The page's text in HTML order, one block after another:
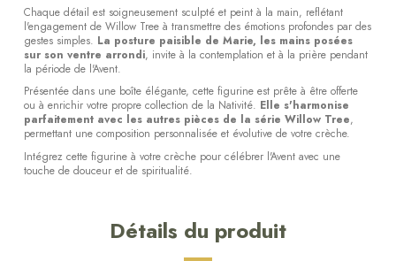
Chaque détail est soigneusement sculpté et peint à la main, reflétant
l'engagement de Willow Tree à transmettre des émotions profondes par des
gestes simples. La posture paisible de Marie, les mains posées
sur son ventre arrondi, invite à la contemplation et à la prière pendant
la période de l'Avent.
Présentée dans une boîte élégante, cette figurine est prête à être offerte
ou à enrichir votre propre collection de la Nativité. Elle s'harmonise
parfaitement avec les autres pièces de la série Willow Tree,
permettant une composition personnalisée et évolutive de votre crèche.
Intégrez cette figurine à votre crèche pour célébrer l'Avent avec une
touche de douceur et de spiritualité.
Détails du produit